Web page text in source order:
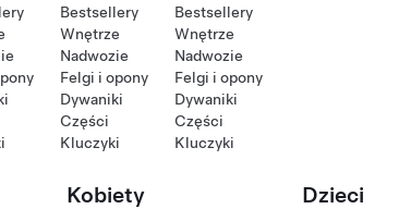
Bestsellery
Wnętrze
Nadwozie
Felgi i opony
Dywaniki
Części
Kluczyki
Bestsellery
Wnętrze
Nadwozie
Felgi i opony
Dywaniki
Części
Kluczyki
Kobiety Dzieci